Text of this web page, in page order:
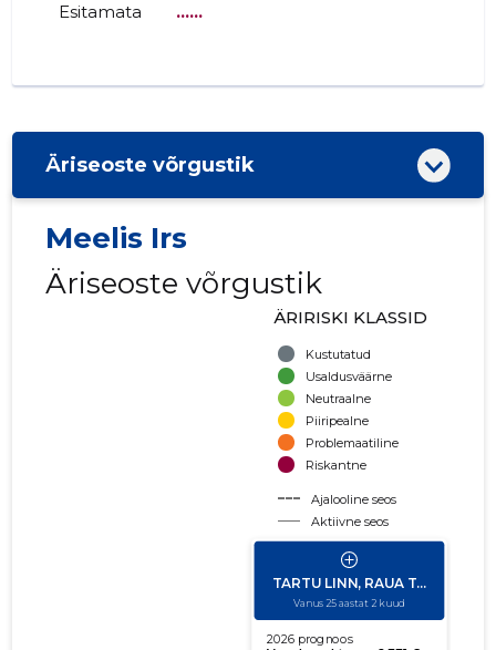
Esitamata
......
Äriseoste võrgustik
Meelis Irs
Äriseoste võrgustik
ÄRIRISKI KLASSID
Kustutatud
Usaldusväärne
Neutraalne
Piiripealne
Problemaatiline
Riskantne
Ajalooline seos
Aktiivne seos
käibe suurus
võla suurus